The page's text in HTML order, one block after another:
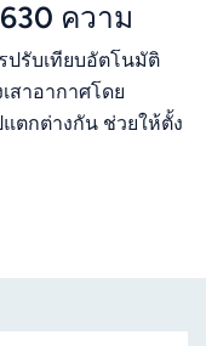
ความ
ปรับเทียบอัตโนมัติ
สาอากาศโดย
กต่างกัน ช่วยให้ตั้ง
ได้ง่าย และลด
พิมพ์ด้วยตนเองได้
ZPL, EPL และ